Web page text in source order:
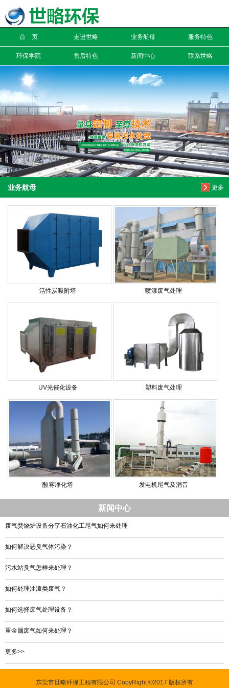
首 页 走进世略 业务航母 服务特色
环保学院 售后特色 新闻中心 联系世略
更多
业务航母
活性炭吸附塔 喷漆废气处理
UV光催化设备 塑料废气处理
酸雾净化塔 发电机尾气及消音
新闻中心
废气焚烧炉设备分享石油化工尾气如何来处理
如何解决恶臭气体污染？
污水站臭气怎样来处理？
如何处理油漆类废气？
如何选择废气处理设备？
重金属废气如何来处理？
更多>>
东莞市世略环保工程有限公司 CopyRight ©2017 版权所有
信息搜索
搜索